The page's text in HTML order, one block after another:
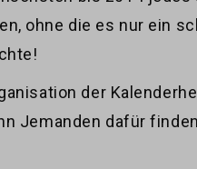
ohne die es nur ein
der
Jemanden dafür